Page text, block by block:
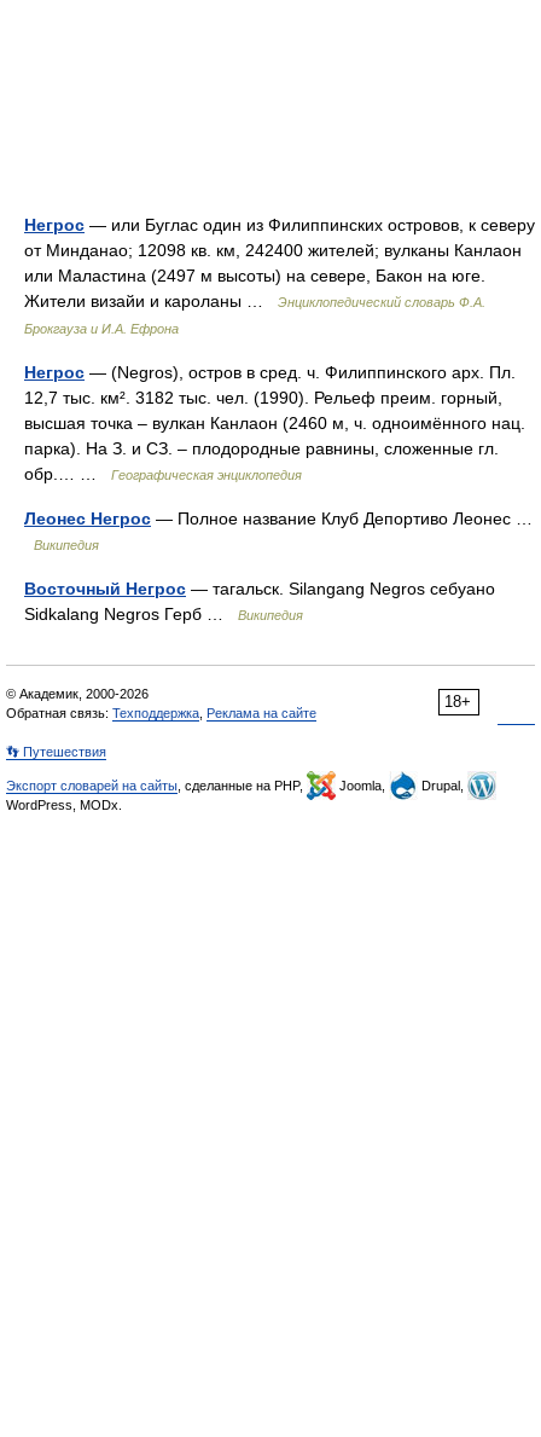
Негрос — или Буглас один из Филиппинских островов, к северу
от Минданао; 12098 кв. км, 242400 жителей; вулканы Канлаон
или Маластина (2497 м высоты) на севере, Бакон на юге.
Жители визайи и кароланы …
Энциклопедический словарь Ф.А.
Брокгауза и И.А. Ефрона
Негрос — (Negros), остров в сред. ч. Филиппинского арх. Пл.
12,7 тыс. км². 3182 тыс. чел. (1990). Рельеф преим. горный,
высшая точка – вулкан Канлаон (2460 м, ч. одноимённого нац.
парка). На З. и СЗ. – плодородные равнины, сложенные гл.
обр.… …
Географическая энциклопедия
Леонес Негрос — Полное название Клуб Депортиво Леонес …
Википедия
Восточный Негрос — тагальск. Silangang Negros себуано
Sidkalang Negros Герб …
Википедия
18+
© Академик, 2000-2026
Обратная связь: Техподдержка Реклама на сайте
👣 Путешествия
Экспорт словарей на сайты , сделанные на PHP, Joomla,
Drupal,
WordPress, MODx.